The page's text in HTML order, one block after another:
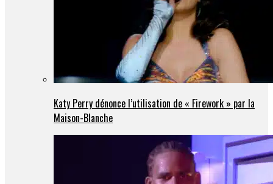
Katy Perry dénonce l’utilisation de « Firework » par la
Maison-Blanche